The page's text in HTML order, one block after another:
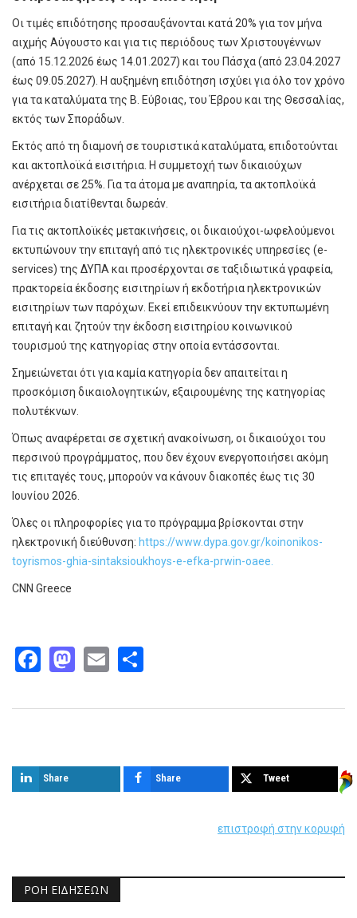
Οι τιμές επιδότησης προσαυξάνονται κατά 20% για τον μήνα
αιχμής Αύγουστο και για τις περιόδους των Χριστουγέννων
(από 15.12.2026 έως 14.01.2027) και του Πάσχα (από 23.04.2027
έως 09.05.2027). Η αυξημένη επιδότηση ισχύει για όλο τον χρόνο
για τα καταλύματα της Β. Εύβοιας, του Έβρου και της Θεσσαλίας,
εκτός των Σποράδων.
Εκτός από τη διαμονή σε τουριστικά καταλύματα, επιδοτούνται
και ακτοπλοϊκά εισιτήρια. Η συμμετοχή των δικαιούχων
ανέρχεται σε 25%. Για τα άτομα με αναπηρία, τα ακτοπλοϊκά
εισιτήρια διατίθενται δωρεάν.
Για τις ακτοπλοϊκές μετακινήσεις, οι δικαιούχοι-ωφελούμενοι
εκτυπώνουν την επιταγή από τις ηλεκτρονικές υπηρεσίες (e-
services) της ΔΥΠΑ και προσέρχονται σε ταξιδιωτικά γραφεία,
πρακτορεία έκδοσης εισιτηρίων ή εκδοτήρια ηλεκτρονικών
εισιτηρίων των παρόχων. Εκεί επιδεικνύουν την εκτυπωμένη
επιταγή και ζητούν την έκδοση εισιτηρίου κοινωνικού
τουρισμού της κατηγορίας στην οποία εντάσσονται.
Σημειώνεται ότι για καμία κατηγορία δεν απαιτείται η
προσκόμιση δικαιολογητικών, εξαιρουμένης της κατηγορίας
πολυτέκνων.
Όπως αναφέρεται σε σχετική ανακοίνωση, οι δικαιούχοι του
περσινού προγράμματος, που δεν έχουν ενεργοποιήσει ακόμη
τις επιταγές τους, μπορούν να κάνουν διακοπές έως τις 30
Ιουνίου 2026.
Όλες οι πληροφορίες για το πρόγραμμα βρίσκονται στην
ηλεκτρονική διεύθυνση: https://www.dypa.gov.gr/koinonikos-
toyrismos-ghia-sintaksioukhoys-e-efka-prwin-oaee.
CNN Greece
Facebook
Mastodon
Email
Share Share Tweet
επιστροφή στην κορυφή
ΡΟΉ ΕΙΔΉΣΕΩΝ